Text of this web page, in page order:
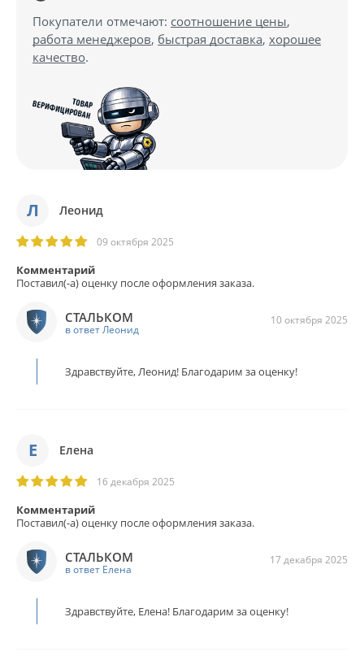
Л Леонид
09 октября 2025
Комментарий
Поставил(-а) оценку после оформления заказа.
10 октября 2025
СТАЛЬКОМ
в ответ Леонид
Здравствуйте, Леонид! Благодарим за оценку!
Е Елена
16 декабря 2025
Комментарий
Поставил(-а) оценку после оформления заказа.
17 декабря 2025
СТАЛЬКОМ
в ответ Елена
Здравствуйте, Елена! Благодарим за оценку!
Покупатели отмечают: соотношение цены,
работа менеджеров, быстрая доставка, хорошее
качество.